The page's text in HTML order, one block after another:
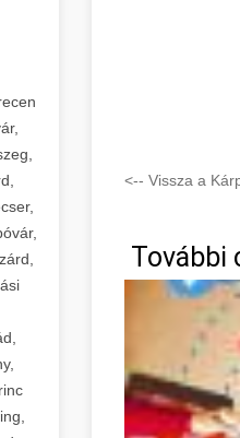
<-- Vissza a
További